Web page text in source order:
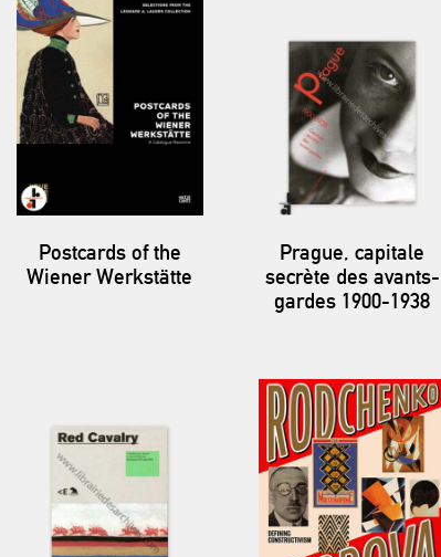
Postcards of the
Wiener Werkstätte
Prague, capitale
secrète des avants-
gardes 1900-1938